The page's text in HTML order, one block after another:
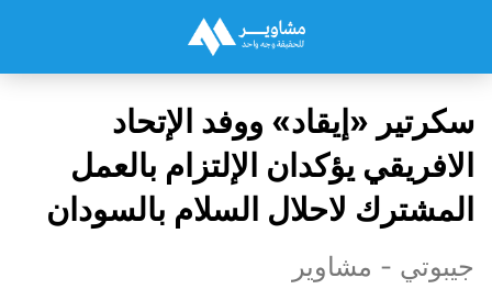
سكرتير «إيقاد» ووفد الإتحاد
الافريقي يؤكدان الإلتزام بالعمل
المشترك لاحلال السلام بالسودان
جيبوتي - مشاوير